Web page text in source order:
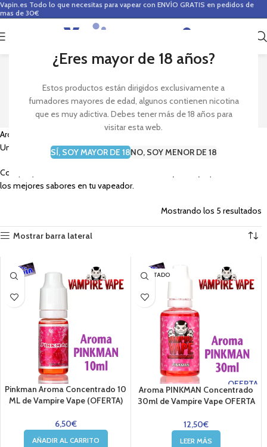
¿Eres mayor de 18 años?
Estos productos están dirigidos exclusivamente a
fumadores mayores de edad, algunos contienen nicotina
que es muy adictiva. Debes tener más de 18 años para
visitar esta web.
SÍ, SOY MAYOR DE 18NO, SOY MENOR DE 18
Vapin.es Todo lo que necesitas para vapear con ENVÍO GRATIS en pedidos de
mas de 30€
0
VAMPIRE VAPE
Aromas para vapeo de la
Unido.
Compra ya los aromas más conocidos de
los mejores sabores en tu vapeador.
Mostrando los 5 resultados
Mostrar barra lateral
Pinkman Aroma Concentrado 10
ML de Vampire Vape (OFERTA)
6,50€
AÑADIR AL CARRITO
AGOTADO
OFERTA
Aroma PINKMAN Concentrado
30ml de Vampire Vape OFERTA
12,50€
LEER MÁS